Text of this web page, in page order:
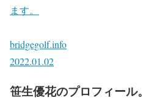
ます。
bridgegolf.info
2022.01.02
笹生優花のプロフィール。